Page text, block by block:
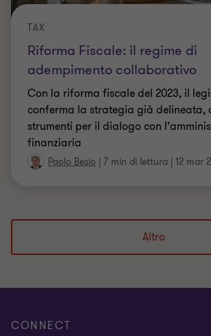
Riforma Fiscale: il regime di
adempimento collaborativo
TAX
Con la riforma fiscale del 2023, il
conferma la strategia già delineata,
strumenti per il dialogo con
finanziaria
Paolo Besio | 7 min di lettura | 12 mar
Altro
CONNECT